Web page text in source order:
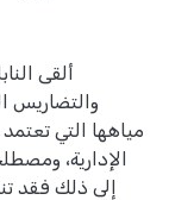
ألقى
والتضاريس
مياهها التي تعتمد
الإدارية،
إلى ذلك فقد